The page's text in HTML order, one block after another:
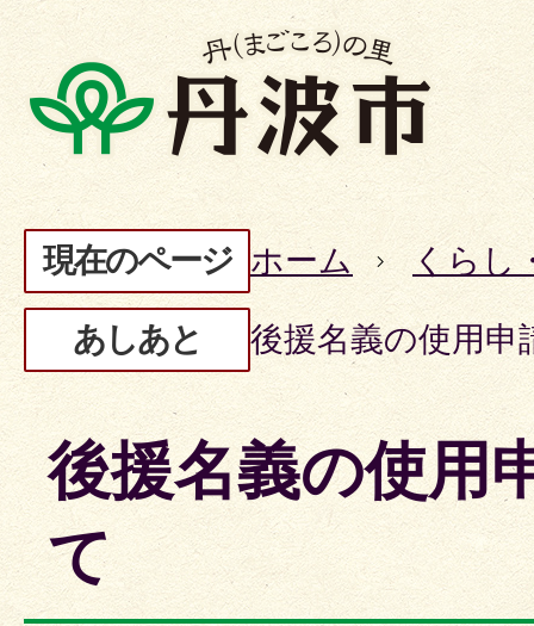
現在のページ ホーム くらし
あしあと 後援名義の使用申
後援名義の使用
て